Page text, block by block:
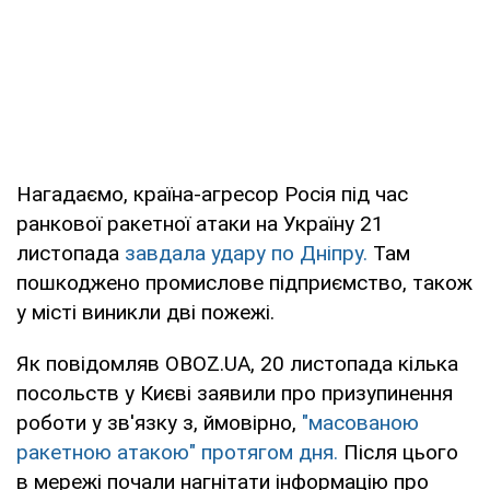
Нагадаємо, країна-агресор Росія під час
ранкової ракетної атаки на Україну 21
листопада завдала удару по Дніпру. Там
пошкоджено промислове підприємство, також
у місті виникли дві пожежі.
Як повідомляв OBOZ.UA, 20 листопада кілька
посольств у Києві заявили про призупинення
роботи у зв'язку з, ймовірно, "масованою
ракетною атакою" протягом дня. Після цього
в мережі почали нагнітати інформацію про